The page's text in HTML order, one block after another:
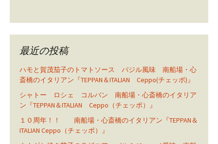
最近の投稿
ハモと賀茂茄子のトマトソース バジル風味 南船場・心
斎橋のイタリアン『TEPPAN＆ITALIAN Ceppo(チェッポ)』
シャトー ロシェ コルバン 南船場・心斎橋のイタリア
ン『TEPPAN＆ITALIAN Ceppo（チェッポ）』
１０周年！！ 南船場・心斎橋のイタリアン『TEPPAN＆
ITALIAN Ceppo（チェッポ）』